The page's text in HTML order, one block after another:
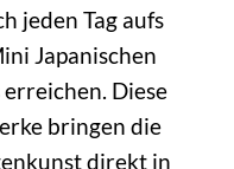
jeden Tag aufs
Japanischen
Diese
bringen die
direkt in